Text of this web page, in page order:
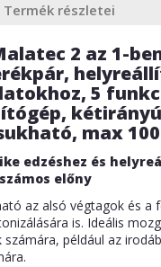
Termék részletei
2 az 1-
5
max
edzéshez és
előny
az alsó végtagok és a
is. Ideális
például az